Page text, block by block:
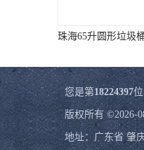
您是第18224397
版权所有 ©2026-
地址：广东省 肇